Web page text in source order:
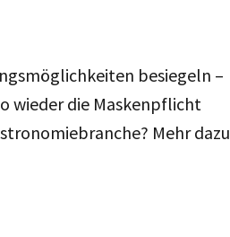
besiegeln –
wieder die Maskenpflicht
Mehr dazu